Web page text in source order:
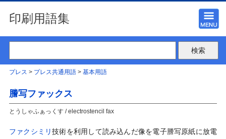
印刷用語集
プレス > プレス共通用語> 基本用語
謄写ファックス
とうしゃふぁっくす / electrostencil fax
ファクシミリ技術を利用して読み込んだ像を電子謄写原紙に放電